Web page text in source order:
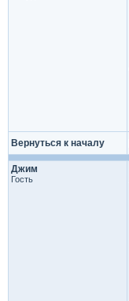
Вернуться к началу
Джим
Гость